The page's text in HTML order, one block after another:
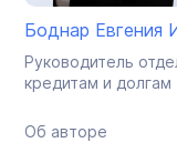
Боднар Евгения
Руководитель
кредитам и долгам
Об авторе